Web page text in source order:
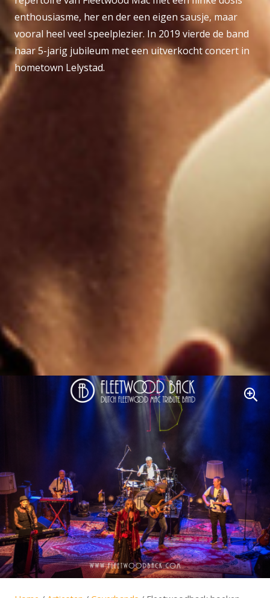
enthousiasme, her en der een eigen sausje, maar
vooral heel veel speelplezier. In 2019 vierde de band
haar 5-jarig jubileum met een uitverkocht concert in
hometown Lelystad.